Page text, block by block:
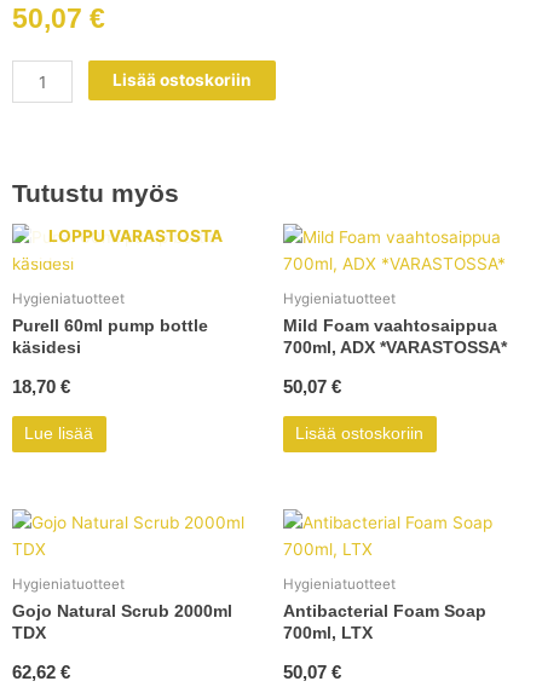
50,07 €
Freshberry
foam
LTX
määrä
Lisää ostoskoriin
Tutustu myös
LOPPU VARASTOSTA
Hygieniatuotteet
Purell 60ml pump bottle
käsidesi
18,70 €
Lue lisää
Hygieniatuotteet
Mild Foam vaahtosaippua
700ml, ADX *VARASTOSSA*
50,07 €
Lisää ostoskoriin
Hygieniatuotteet
Gojo Natural Scrub 2000ml
TDX
62,62 €
Hygieniatuotteet
Antibacterial Foam Soap
700ml, LTX
50,07 €